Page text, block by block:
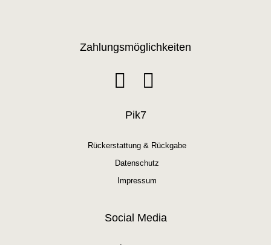
Zahlungsmöglichkeiten
Pik7
Rückerstattung & Rückgabe
Datenschutz
Impressum
Social Media